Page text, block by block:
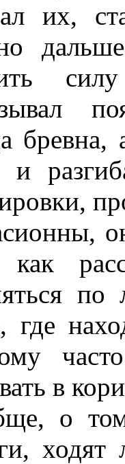
их,
бревна,
как
по
где
в
о
ходят